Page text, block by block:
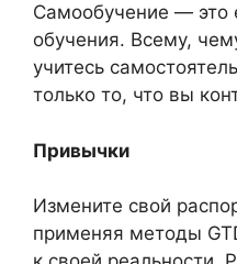
Самообучение — это
обучения. Всему,
учитесь
только то, что вы
Привычки
Измените свой
применяя методы